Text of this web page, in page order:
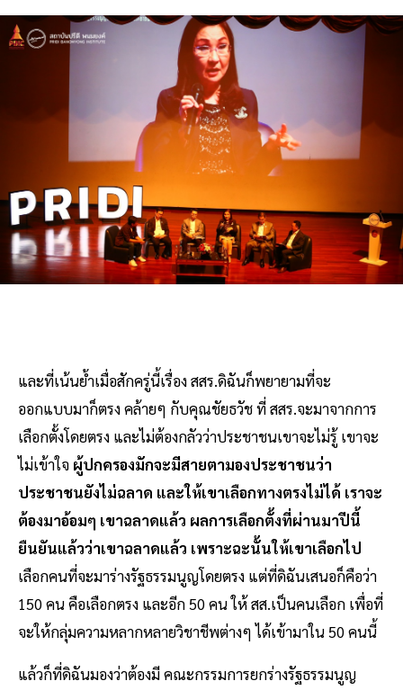
และที่เน้นย้ำเมื่อสักครู่นี้เรื่อง สสร.ดิฉันก็พยายามที่จะ
ออกแบบมาก็ตรง คล้ายๆ กับคุณชัยธวัช ที่ สสร.จะมาจากการ
เลือกตั้งโดยตรง และไม่ต้องกลัวว่าประชาชนเขาจะไม่รู้ เขาจะ
ไม่เข้าใจ ผู้ปกครองมักจะมีสายตามองประชาชนว่า
ประชาชนยังไม่ฉลาด และให้เขาเลือกทางตรงไม่ได้ เราจะ
ต้องมาอ้อมๆ เขาฉลาดแล้ว ผลการเลือกตั้งที่ผ่านมาปีนี้
ยืนยันแล้วว่าเขาฉลาดแล้ว เพราะฉะนั้นให้เขาเลือกไป
เลือกคนที่จะมาร่างรัฐธรรมนูญโดยตรง แต่ที่ดิฉันเสนอก็คือว่า
150 คน คือเลือกตรง และอีก 50 คน ให้ สส.เป็นคนเลือก เพื่อที่
จะให้กลุ่มความหลากหลายวิชาชีพต่างๆ ได้เข้ามาใน 50 คนนี้
แล้วก็ที่ดิฉันมองว่าต้องมี คณะกรรมการยกร่างรัฐธรรมนูญ